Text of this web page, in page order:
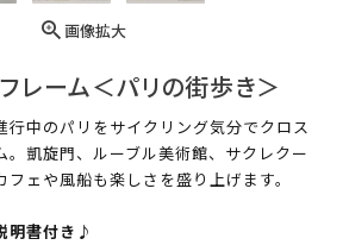
画像拡大
レーム＜パリの街歩き＞
行中のパリをサイクリング気分でクロス
。凱旋門、ルーブル美術館、サクレクー
ェや風船も楽しさを盛り上げます。
明書付き♪